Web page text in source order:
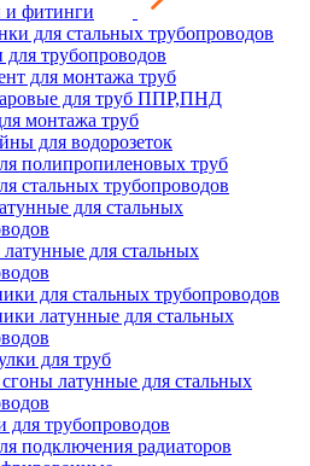
фитинги
для стальных трубопроводов
для трубопроводов
для монтажа труб
для труб ППР,ПНД
монтажа труб
для водорозеток
полипропиленовых труб
стальных трубопроводов
для стальных
для стальных
для стальных трубопроводов
латунные для стальных
для труб
латунные для стальных
для трубопроводов
подключения радиаторов